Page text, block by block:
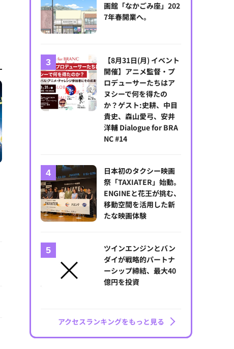
画館「なかごみ座」202
7年春開業へ。
【8月31日(月) イベント
開催】アニメ監督・プ
ロデューサーたちはア
ヌシーで何を得たの
か？ゲスト:史耕、中目
貴史、森山愛弓、安井
洋輔 Dialogue for BRA
NC #14
日本初のタクシー映画
祭「TAXIATER」始動。
ENGINEと花王が挑む、
移動空間を活用した新
たな映画体験
ツインエンジンとバン
ダイが戦略的パートナ
ーシップ締結、最大40
億円を投資
アクセスランキングをもっと見る